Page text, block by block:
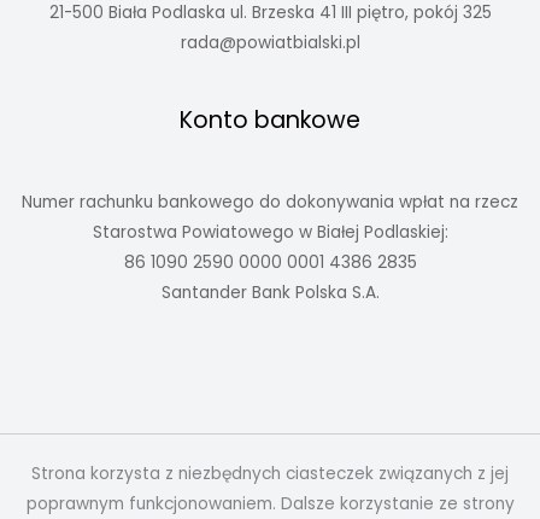
21-500 Biała Podlaska ul. Brzeska 41 III piętro, pokój 325
rada@powiatbialski.pl
Konto bankowe
Numer rachunku bankowego do dokonywania wpłat na rzecz
Starostwa Powiatowego w Białej Podlaskiej:
86 1090 2590 0000 0001 4386 2835
Santander Bank Polska S.A.
Strona korzysta z niezbędnych ciasteczek związanych z jej
poprawnym funkcjonowaniem. Dalsze korzystanie ze strony